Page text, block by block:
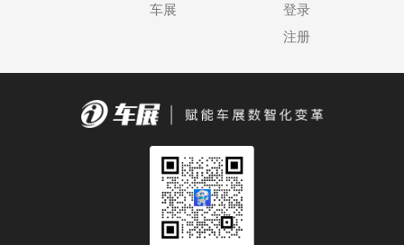
车展
登录
注册